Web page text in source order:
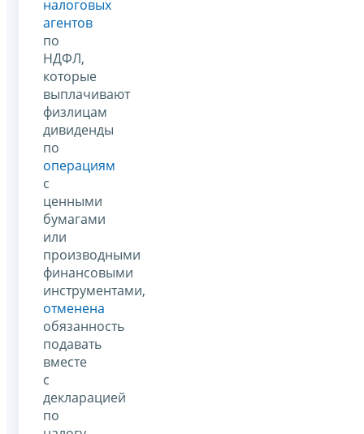
налоговых
агентов
по
НДФЛ,
которые
выплачивают
физлицам
дивиденды
по
операциям
с
ценными
бумагами
или
производными
финансовыми
инструментами,
отменена
обязанность
подавать
вместе
с
декларацией
по